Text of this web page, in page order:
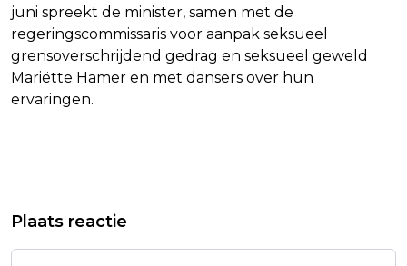
juni spreekt de minister, samen met de
regeringscommissaris voor aanpak seksueel
grensoverschrijdend gedrag en seksueel geweld
Mariëtte Hamer en met dansers over hun
ervaringen.
VERRAST MET WINST VAN
DRIE AANHOUDINGEN VOOR EXPLOSIE
EN BRAND IN ROTTERDAM
Plaats reactie